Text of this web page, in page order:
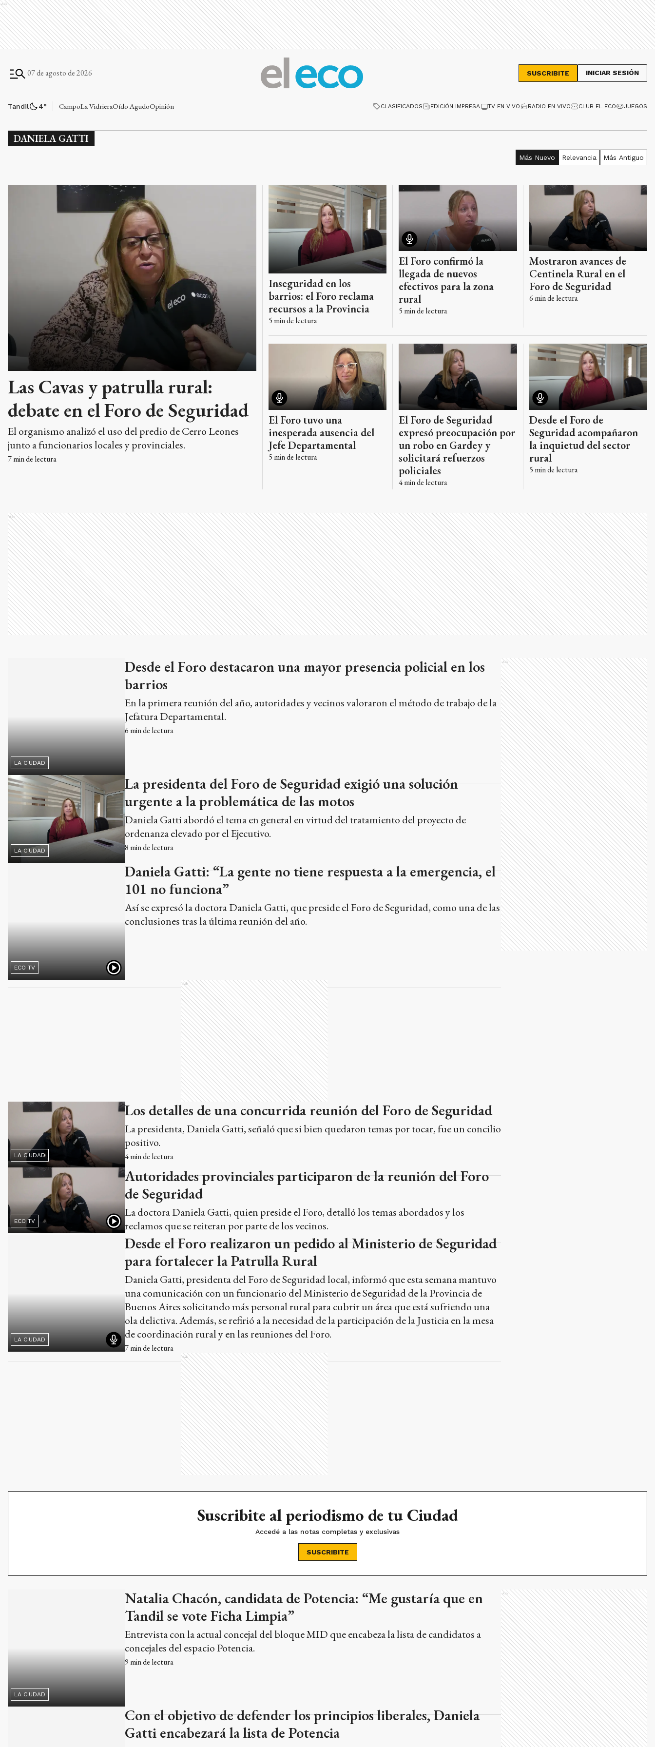
Ads
07 de agosto de 2026 SUSCRIBITE INICIAR SESIÓN
Tandil 4° CampoLa VidrieraOído AgudoOpinión CLASIFICADOS EDICIÓN IMPRESA TV EN VIVO RADIO EN VIVO CLUB EL ECO JUEGOS
DANIELA GATTI
Más Nuevo Relevancia Más Antiguo
Las Cavas y patrulla rural:
debate en el Foro de Seguridad
El organismo analizó el uso del predio de Cerro Leones
junto a funcionarios locales y provinciales.
7min de lectura
Inseguridad en los
barrios: el Foro reclama
recursos a la Provincia
5 min de lectura
El Foro confirmó la
llegada de nuevos
efectivos para la zona
rural
5 min de lectura
Mostraron avances de
Centinela Rural en el
Foro de Seguridad
6 min de lectura
El Foro tuvo una
inesperada ausencia del
Jefe Departamental
5 min de lectura
El Foro de Seguridad
expresó preocupación por
un robo en Gardey y
solicitará refuerzos
policiales
4min de lectura
Desde el Foro de
Seguridad acompañaron
la inquietud del sector
rural
5 min de lectura
Ads
Desde el Foro destacaron una mayor presencia policial en los
barrios
En la primera reunión del año, autoridades y vecinos valoraron el método de trabajo de la
Jefatura Departamental.
6 min de lectura
Daniela Gatti abordó el tema en general en virtud del tratamiento del proyecto de
ordenanza elevado por el Ejecutivo.
8min de lectura
Daniela Gatti: “La gente no tiene respuesta a la emergencia, el
101 no funciona”
Así se expresó la doctora Daniela Gatti, que preside el Foro de Seguridad, como una de las
conclusiones tras la última reunión del año.
Ads
Los detalles de una concurrida reunión del Foro de Seguridad
La presidenta, Daniela Gatti, señaló que si bien quedaron temas por tocar, fue un concilio
Autoridades provinciales participaron de la reunión del Foro
de Seguridad
La doctora Daniela Gatti, quien preside el Foro, detalló los temas abordados y los
reclamos que se reiteran por parte de los vecinos.
LA CIUDAD
Desde el Foro realizaron un pedido al Ministerio de Seguridad
para fortalecer la Patrulla Rural
Daniela Gatti, presidenta del Foro de Seguridad local, informó que esta semana mantuvo
una comunicación con un funcionario del Ministerio de Seguridad de la Provincia de
Buenos Aires solicitando más personal rural para cubrir un área que está sufriendo una
ola delictiva. Además, se refirió a la necesidad de la participación de la Justicia en la mesa
de coordinación rural y en las reuniones del Foro.
7min de lectura
Ads
Ads
Suscribite al periodismo de tu Ciudad
Accedé a las notas completas y exclusivas
SUSCRIBITE
LA CIUDAD
Natalia Chacón, candidata de Potencia: “Me gustaría que en
Tandil se vote Ficha Limpia”
Entrevista con la actual concejal del bloque MID que encabeza la lista de candidatos a
LA CIUDAD
Con el objetivo de defender los principios liberales, Daniela
Gatti encabezará la lista de Potencia
La presidenta del Foro de Seguridad aseguró en una entrevista con El Eco de Tandil que
será la primera candidata de Potencia, un espacio de ideas liberales que se diferencia de La
Libertad Avanza en el armado provincial. “Santamarina es el menos liberal. No nos
Para Gatti la oposición del Concejo Deliberante fue “un
ataque a la institución del Foro”